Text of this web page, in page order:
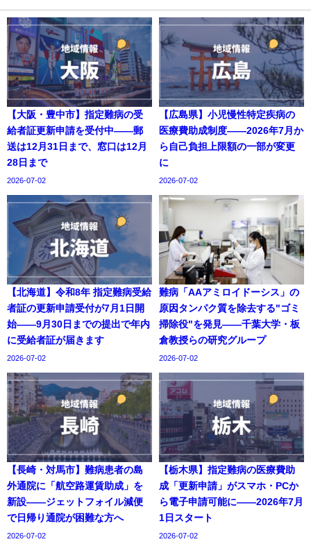
【大阪・豊中市】指定難病の受
給者証更新申請を受付中——郵
送は12月31日まで、窓口は12月
28日まで
2026-07-02
【広島県】小児慢性特定疾病の
医療費助成制度——2026年7月か
ら自己負担上限額の一部が変更
に
2026-07-02
【北海道】令和8年 指定難病受給
者証の更新申請受付が7月1日開
始——9月30日までの提出で年内
に受給者証が届きます
2026-07-02
難病「AAアミロイドーシス」の
原因タンパク質を除去する"ゴミ
掃除役"を発見——千葉大学・板
倉教授らの研究グループ
2026-07-02
【長崎・対馬市】難病患者の島
外通院に「航空路運賃助成」を
新設——ジェットフォイル減便
で日帰り通院が困難な方へ
2026-07-02
【栃木県】指定難病の医療費助
成「更新申請」がスマホ・PCか
ら電子申請可能に——2026年7月
1日スタート
2026-07-02